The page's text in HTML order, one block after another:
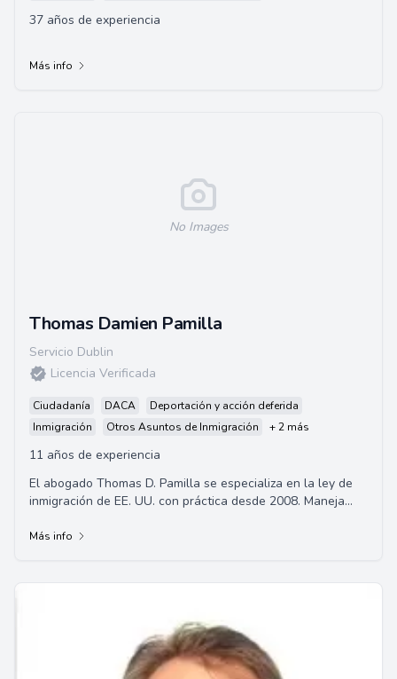
37 años de experiencia
Más info
No Images
Thomas Damien Pamilla
Servicio Dublin
Licencia Verificada
Ciudadanía DACA
Deportación y acción deferida
Inmigración
Otros Asuntos de Inmigración + 2 más
11 años de experiencia
El abogado Thomas D. Pamilla se especializa en la ley de
inmigración de EE. UU. con práctica desde 2008. Maneja
Más info